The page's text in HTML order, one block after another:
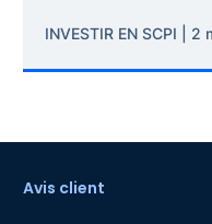
INVESTIR EN SCPI | 2
Avis client